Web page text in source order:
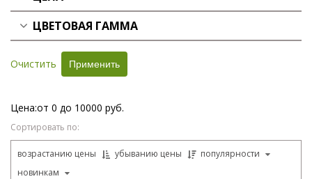
ЦВЕТОВАЯ ГАММА
Очистить
Цена:от 0 до 10000 руб.
Сортировать по:
возрастанию цены убыванию цены
популярности
новинкам